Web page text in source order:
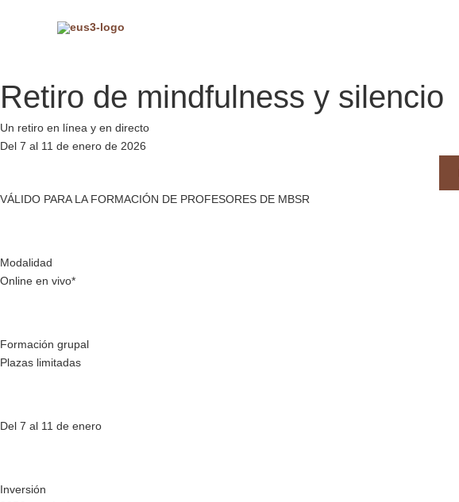
Retiro de mindfulness y silencio
Un retiro en línea y en directo
Del 7 al 11 de enero de 2026
VÁLIDO PARA LA FORMACIÓN DE PROFESORES DE MBSR
Modalidad
Online en vivo*
Formación grupal
Plazas limitadas
Del 7 al 11 de enero
Inversión